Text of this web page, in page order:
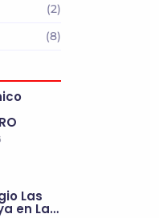
(2)
(8)
Las
en La…